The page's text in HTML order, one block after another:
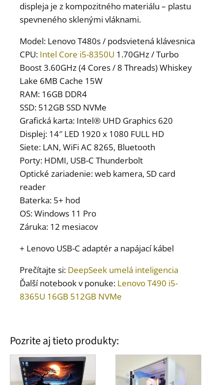
displeja je z kompozitného materiálu – plastu
spevneného sklenými vláknami.
Model: Lenovo T480s / podsvietená klávesnica
CPU: Intel Core i5-8350U 1.70GHz / Turbo
Boost 3.60GHz (4 Cores / 8 Threads) Whiskey
Lake 6MB Cache 15W
RAM: 16GB DDR4
SSD: 512GB SSD NVMe
Grafická karta: Intel® UHD Graphics 620
Displej: 14″ LED 1920 x 1080 FULL HD
Siete: LAN, WiFi AC 8265, Bluetooth
Porty: HDMI, USB-C Thunderbolt
Optické zariadenie: web kamera, SD card
reader
Baterka: 5+ hod
OS: Windows 11 Pro
Záruka: 12 mesiacov
+ Lenovo USB-C adaptér a napájací kábel
Prečítajte si: DeepSeek umelá inteligencia
Ďalší notebook v ponuke: Lenovo T490 i5-
8365U 16GB 512GB NVMe
Pozrite aj tieto produkty: